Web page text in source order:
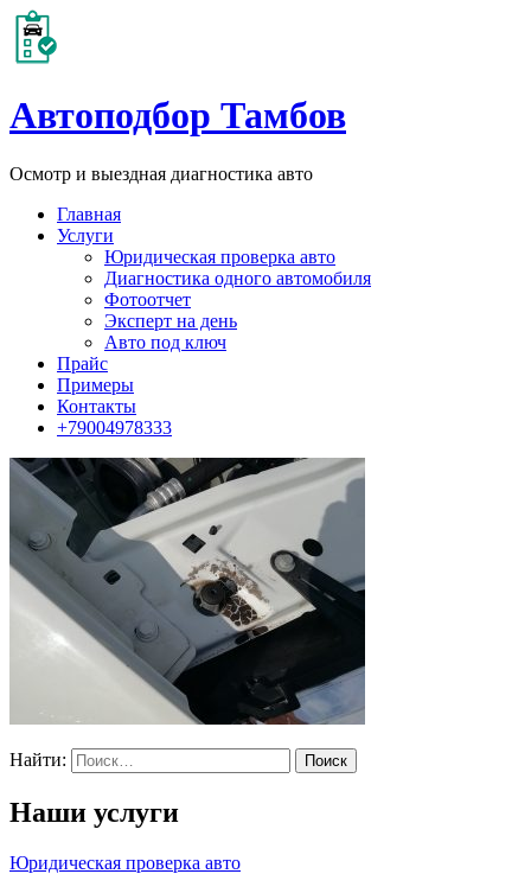
Автоподбор Тамбов
Осмотр и выездная диагностика авто
Главная
Услуги
Юридическая проверка авто
Диагностика одного автомобиля
Фотоотчет
Эксперт на день
Авто под ключ
Прайс
Примеры
Контакты
+79004978333
Найти:
Наши услуги
Юридическая проверка авто